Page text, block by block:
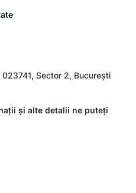
Sector 2, București
și alte detalii ne puteți